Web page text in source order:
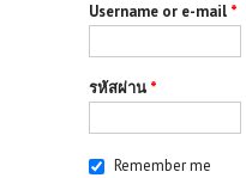
Username or e-mail *
รหัสผ่าน *
Remember me